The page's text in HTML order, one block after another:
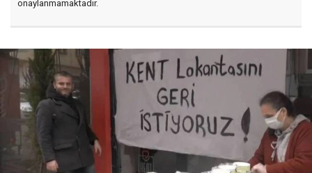
onaylanmamaktadır.